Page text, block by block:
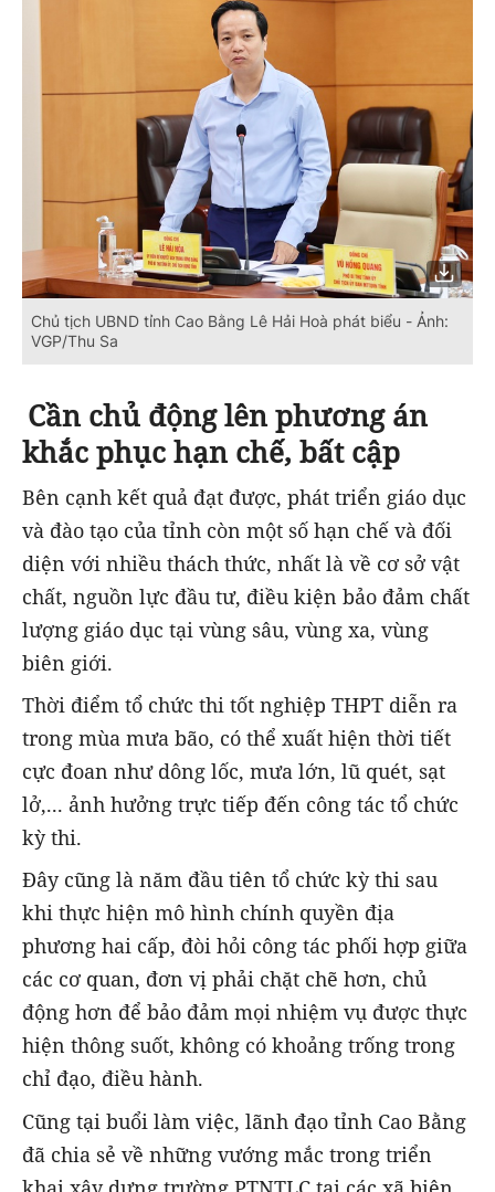
Chủ tịch UBND tỉnh Cao Bằng Lê Hải Hoà phát biểu - Ảnh:
VGP/Thu Sa
Cần chủ động lên phương án
khắc phục hạn chế, bất cập
Bên cạnh kết quả đạt được, phát triển giáo dục
và đào tạo của tỉnh còn một số hạn chế và đối
diện với nhiều thách thức, nhất là về cơ sở vật
chất, nguồn lực đầu tư, điều kiện bảo đảm chất
lượng giáo dục tại vùng sâu, vùng xa, vùng
biên giới.
Thời điểm tổ chức thi tốt nghiệp THPT diễn ra
trong mùa mưa bão, có thể xuất hiện thời tiết
cực đoan như dông lốc, mưa lớn, lũ quét, sạt
lở,... ảnh hưởng trực tiếp đến công tác tổ chức
kỳ thi.
Đây cũng là năm đầu tiên tổ chức kỳ thi sau
khi thực hiện mô hình chính quyền địa
phương hai cấp, đòi hỏi công tác phối hợp giữa
các cơ quan, đơn vị phải chặt chẽ hơn, chủ
động hơn để bảo đảm mọi nhiệm vụ được thực
hiện thông suốt, không có khoảng trống trong
chỉ đạo, điều hành.
Cũng tại buổi làm việc, lãnh đạo tỉnh Cao Bằng
đã chia sẻ về những vướng mắc trong triển